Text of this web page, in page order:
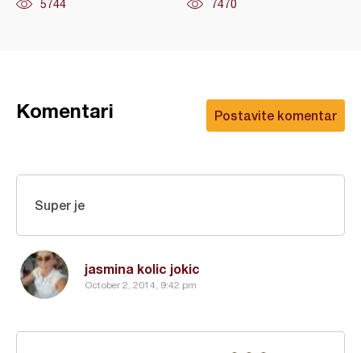
5744 7470
Postavite komentar
Komentari
jasmina kolic jokic
October 2, 2014, 9:42 pm
Super je